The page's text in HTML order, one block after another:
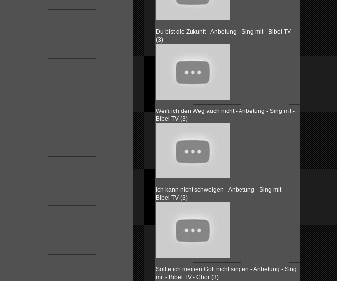
Du bist die Zukunft - Anbetung - Sing mit - Bibel TV
(3)
Weiß ich den Weg auch nicht - Anbetung - Sing mit -
Bibel TV (3)
Ich kann nicht schweigen - Anbetung - Sing mit -
Bibel TV (3)
Sollte ich meinen Gott nicht singen - Anbetung - Sing
mit - Bibel TV - Chor (3)